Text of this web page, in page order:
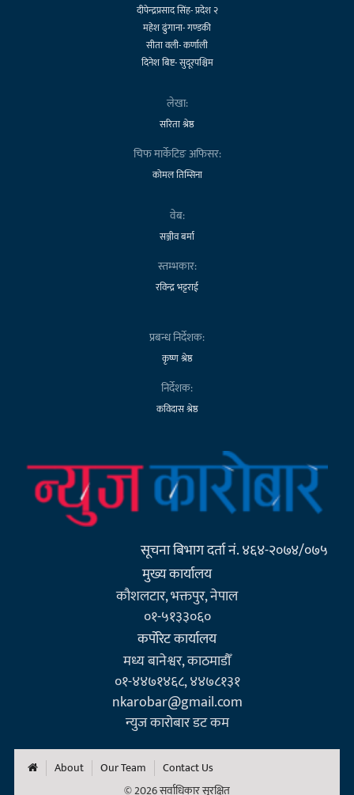
दीपेन्द्रप्रसाद सिंह- प्रदेश २
महेश ढुंगाना- गण्डकी
सीता वली- कर्णाली
दिनेश बिष्ट- सुदूरपश्चिम
लेखा:
सरिता श्रेष्ठ
चिफ मार्केटिङ अफिसर:
कोमल तिम्सिना
वेब:
सञ्जीव बर्मा
स्तम्भकार:
रविन्द्र भट्टराई
प्रबन्ध निर्देशक:
कृष्ण श्रेष्ठ
निर्देशक:
कविदास श्रेष्ठ
सूचना बिभाग दर्ता नं. ४६४-२०७४/०७५
मुख्य कार्यालय
कौशलटार, भक्तपुर, नेपाल
०१-५१३३०६०
कर्पाेरेट कार्यालय
मध्य बानेश्वर, काठमाडौँ
०१-४४७१४६८, ४४७८१३१
nkarobar@gmail.com
न्युज कारोबार डट कम
About Our Team
Contact Us
© 2026 सर्वाधिकार सुरक्षित